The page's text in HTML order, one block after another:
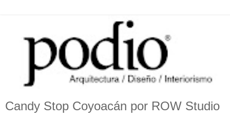
Candy Stop Coyoacán por ROW Studio